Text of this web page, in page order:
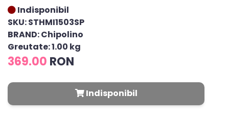
Indisponibil
SKU: STHMI1503SP
BRAND: Chipolino
Greutate: 1.00 kg
369.00 RON
Indisponibil